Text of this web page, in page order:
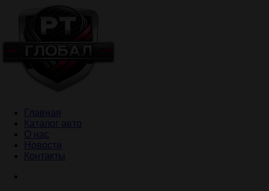
Главная
Каталог авто
О нас
Новости
Контакты